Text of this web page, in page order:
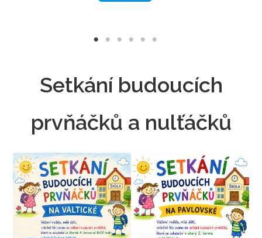
Setkání budoucích
prvňáčků a nulťáčků